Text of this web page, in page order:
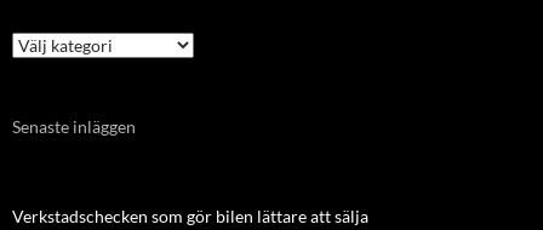
Orter
Senaste inläggen
Verkstadschecken som gör bilen lättare att sälja